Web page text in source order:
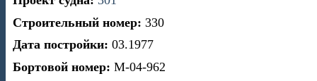
Строительный номер: 330
Дата постройки: 03.1977
Бортовой номер: М-04-962